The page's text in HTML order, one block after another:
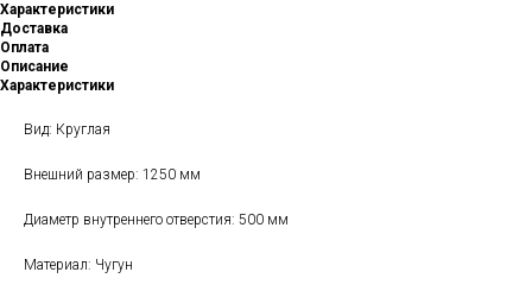
Характеристики
Доставка
Оплата
Описание
Характеристики
Вид: Круглая
Внешний размер: 1250 мм
Диаметр внутреннего отверстия: 500 мм
Материал: Чугун